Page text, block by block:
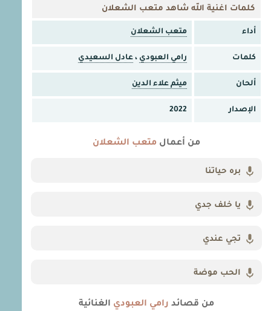
كلمات اغنية الله شاهد متعب الشعلان
أداء متعب الشعلان
كلمات رامي العبودي ، عادل السعيدي
ألحان ميثم علاء الدين
الإصدار 2022
من أعمال متعب الشعلان
بره حياتنا
يا خلف جدي
تجي عندي
الحب موضة
من قصائد رامي العبودي الغنائية